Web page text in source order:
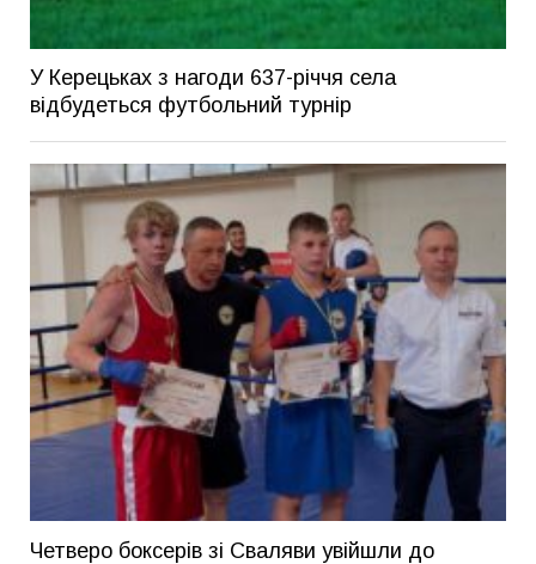
У Керецьках з нагоди 637-річчя села
відбудеться футбольний турнір
Четверо боксерів зі Сваляви увійшли до